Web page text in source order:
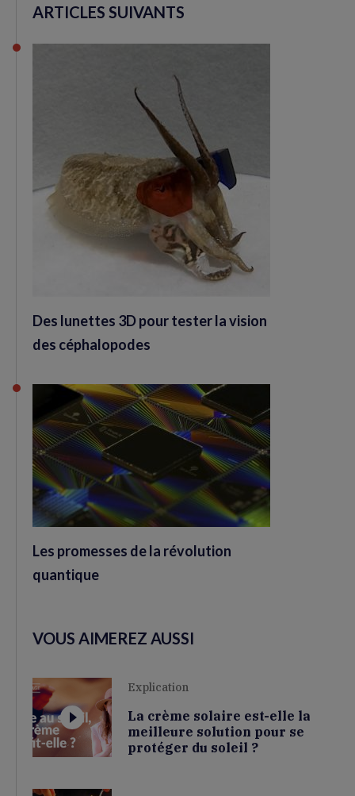
ARTICLES SUIVANTS
Des lunettes 3D pour tester la vision
des céphalopodes
Les promesses de la révolution
quantique
VOUS AIMEREZ AUSSI
Explication
La crème solaire est-elle la
meilleure solution pour se
protéger du soleil ?